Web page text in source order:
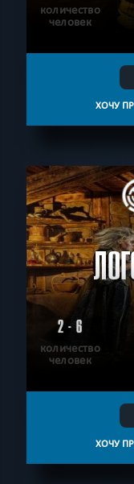
количество
человек
ХОЧУ
2 - 6
количество
человек
ХОЧУ